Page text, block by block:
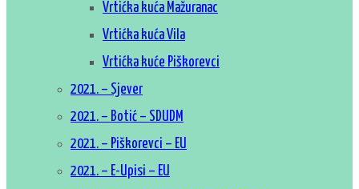
Vrtićka kuća Mažuranac
Vrtićka kuća Vila
Vrtićka kuće Piškorevci
2021. – Sjever
2021. – Botić – SDUDM
2021. – Piškorevci – EU
2021. – E-Upisi – EU